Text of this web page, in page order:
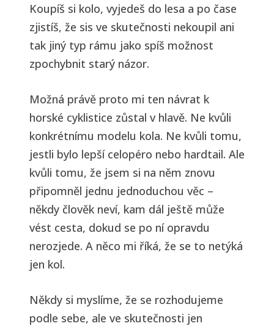
Koupíš si kolo, vyjedeš do lesa a po čase
zjistíš, že sis ve skutečnosti nekoupil ani
tak jiný typ rámu jako spíš možnost
zpochybnit starý názor.
Možná právě proto mi ten návrat k
horské cyklistice zůstal v hlavě. Ne kvůli
konkrétnímu modelu kola. Ne kvůli tomu,
jestli bylo lepší celopéro nebo hardtail. Ale
kvůli tomu, že jsem si na něm znovu
připomněl jednu jednoduchou věc –
někdy člověk neví, kam dál ještě může
vést cesta, dokud se po ní opravdu
nerozjede. A něco mi říká, že se to netýká
jen kol.
Někdy si myslíme, že se rozhodujeme
podle sebe, ale ve skutečnosti jen